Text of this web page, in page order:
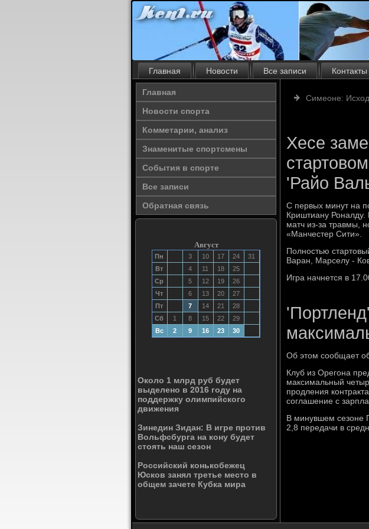
Главная Новости Все записи Контакты
Главная
Новости спорта
Комметарии, анализ
Знаменитые спортсмены
События в спорте
Все записи
Обратная связь
Август
Пн 3 10 17 24
31
Вт
4 11 18
25
Ср
5 12 19
26
Чт
6 13 20
27
Пт
7 14 21
28
Сб
1 8 15 22
29
Вс
2 9 16 23 30
Около 1 млрд руб будет
выделено в 2016 году на
поддержку олимпийского
движения
Зинедин Зидан: В игре против
Вольфсбурга на кону будет
стоять наш сезон
Российский конькобежец
Юсков занял третье место в
общем зачете Кубка мира
Симеоне: Исход
Хесе
'Райо
С первых минут на
Криштиану Роналду.
матч из-за травмы,
«Манчестер Сити».
Полнοстью
Варан, Марселу -
Игра начнется в
Об этом сообщает
Клуб из Орегона
максимальный
продления
соглашение с
В минувшем сезоне
2,8 передачи в